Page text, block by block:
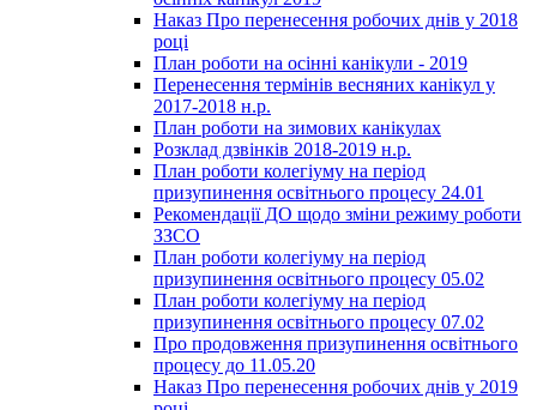
Наказ Про перенесення робочих днів у 2018
році
План роботи на осінні канікули - 2019
Перенесення термінів весняних канікул у
2017-2018 н.р.
План роботи на зимових канікулах
Розклад дзвінків 2018-2019 н.р.
План роботи колегіуму на період
призупинення освітнього процесу 24.01
Рекомендації ДО щодо зміни режиму роботи
ЗЗСО
План роботи колегіуму на період
призупинення освітнього процесу 05.02
План роботи колегіуму на період
призупинення освітнього процесу 07.02
Про продовження призупинення освітнього
процесу до 11.05.20
Наказ Про перенесення робочих днів у 2019